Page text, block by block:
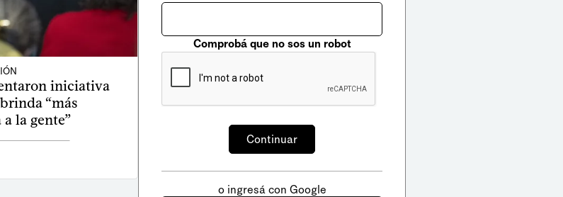
iniciativa
“más
la gente”
Comprobá que no sos un robot
o ingresá con Google